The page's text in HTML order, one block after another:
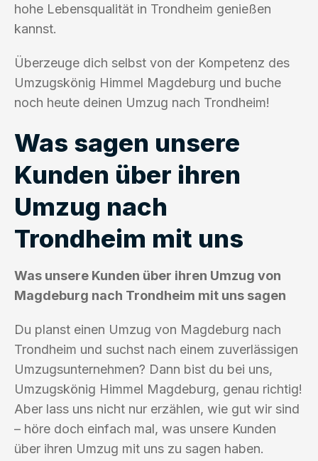
hohe Lebensqualität in Trondheim genießen
kannst.
Überzeuge dich selbst von der Kompetenz des
Umzugskönig Himmel Magdeburg und buche
noch heute deinen Umzug nach Trondheim!
Was sagen unsere
Kunden über ihren
Umzug nach
Trondheim mit uns
Was unsere Kunden über ihren Umzug von
Magdeburg nach Trondheim mit uns sagen
Du planst einen Umzug von Magdeburg nach
Trondheim und suchst nach einem zuverlässigen
Umzugsunternehmen? Dann bist du bei uns,
Umzugskönig Himmel Magdeburg, genau richtig!
Aber lass uns nicht nur erzählen, wie gut wir sind
– höre doch einfach mal, was unsere Kunden
über ihren Umzug mit uns zu sagen haben.